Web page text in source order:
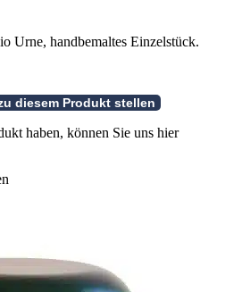
Urne, handbemaltes Einzelstück.
haben, können Sie uns hier